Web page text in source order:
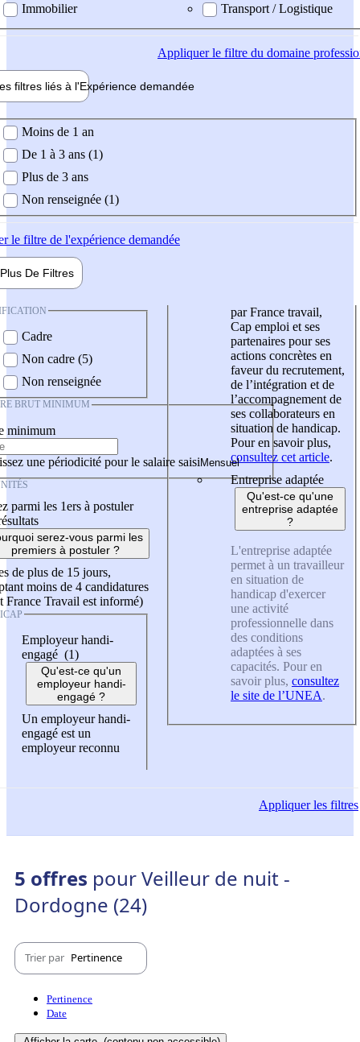
Immobilier
Transport / Logistique
Appliquerle filtre du domaine
filtres liés à l'Expérience demandée
demandée
Moins de 1 an
De 1 à 3 ans (1)
Plus de 3 ans
Non renseignée (1)
le filtre de l'expérience demandée
Plus De Filtres
Cadre
Non cadre (5)
Non renseignée
BRUT MINIMUM
minimum
une périodicité pour le salaire saisi
parmi les 1ers à postuler
serez-vous parmi les
premiers à postuler ?
de plus de 15 jours,
moins de 4 candidatures
France Travail est informé)
Employeur handi-
engagé (1)
Qu'est-ce qu'un
employeur handi-
engagé ?
Un employeur handi-
engagé est un
employeur reconnu
par France travail,
Cap emploi et ses
partenaires pour ses
actions concrètes en
faveur du recrutement,
de l’intégration et de
l’accompagnement de
ses collaborateurs en
situation de handicap.
Pour en savoir plus,
consultez cet article.
Entreprise adaptée
Qu'est-ce qu'une
entreprise adaptée
?
L'entreprise adaptée
permet à un travailleur
en situation de
handicap d'exercer
une activité
professionnelle dans
des conditions
adaptées à ses
capacités. Pour en
savoir plus, consultez
le site de l’UNEA.
Appliquerles filtres
5 offres pour Veilleur de nuit -
Dordogne (24)
Trier par Pertinence
Pertinence
Date